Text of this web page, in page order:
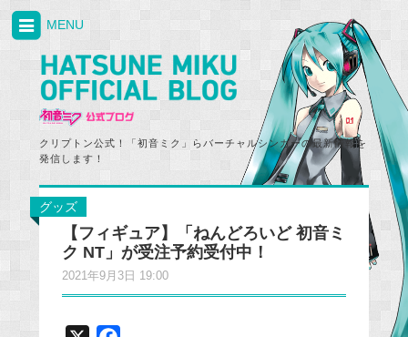
クリプトン公式！「初音ミク」らバーチャルシンガーの最新情報を
発信します！
MENU
グッズ
【フィギュア】「ねんどろいど 初音ミ
ク NT」が受注予約受付中！
2021年9月3日 19:00